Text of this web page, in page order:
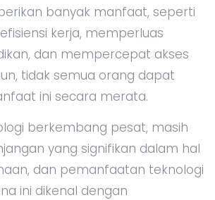
banyak manfaat, seperti
kerja, memperluas
dan mempercepat akses
tidak semua orang dapat
ini secara merata.
berkembang pesat, masih
yang signifikan dalam hal
dan pemanfaatan teknologi
ini dikenal dengan